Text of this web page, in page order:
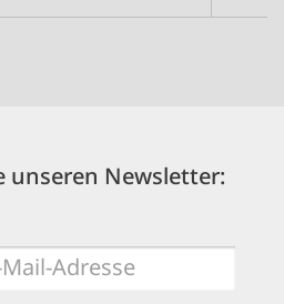
unseren Newsletter:
E-
Mail